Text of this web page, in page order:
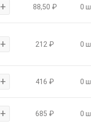
+ 88,50 ₽ 0
+ 212 ₽ 0
+ 416 ₽ 0
+ 685 ₽ 0